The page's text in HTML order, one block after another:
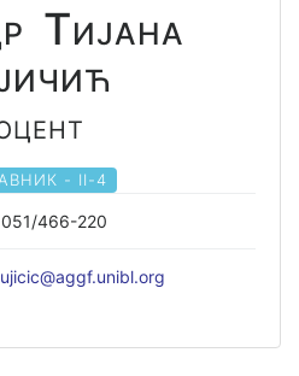
Тијана
- II-4
051/466-220